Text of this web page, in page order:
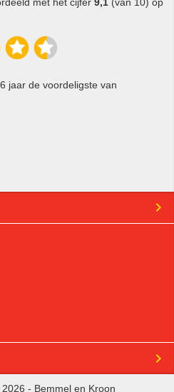
jaar de voordeligste van
- Bemmel en Kroon